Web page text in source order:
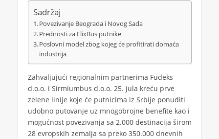
Sadržaj
Povezivanje Beograda i Novog Sada
Prednosti za FlixBus putnike
Poslovni model zbog kojeg će profitirati domaća
industrija
Zahvaljujući regionalnim partnerima Fudeks
d.o.o. i Sirmiumbus d.o.o. 25. jula kreću prve
zelene linije koje će putnicima iz Srbije ponuditi
udobno putovanje uz mnogobrojne benefite kao i
mogućnost povezivanja sa 2.000 destinacija širom
28 evropskih zemalja sa preko 350.000 dnevnih